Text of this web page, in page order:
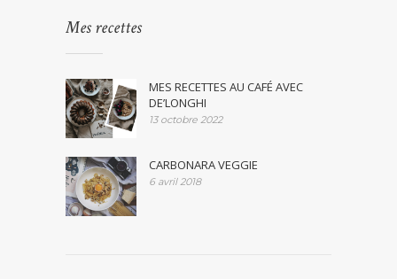
Mes recettes
MES RECETTES AU CAFÉ AVEC
DE’LONGHI
13 octobre 2022
CARBONARA VEGGIE
6 avril 2018